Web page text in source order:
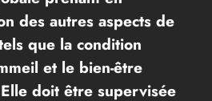
des autres aspects de
que la condition
et le bien-être
doit être supervisée